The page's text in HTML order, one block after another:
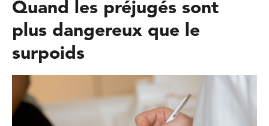
Quand les préjugés sont
plus dangereux que le
surpoids